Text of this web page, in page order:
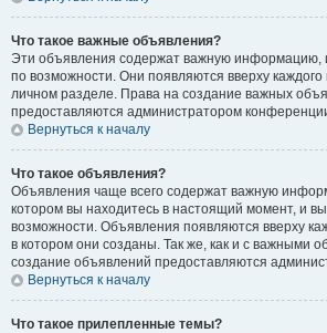
Что такое важные объявления?
Эти объявления содержат важную информацию,
по возможности. Они появляются вверху
личном разделе. Права на создание важных
предоставляются администратором
Вернуться к началу
Что такое объявления?
Объявления чаще всего содержат важную
котором вы находитесь в настоящий момент, и
возможности. Объявления появляются вверху
в котором они созданы. Так же, как и с важными
создание объявлений предоставляются
Вернуться к началу
Что такое прилепленные темы?